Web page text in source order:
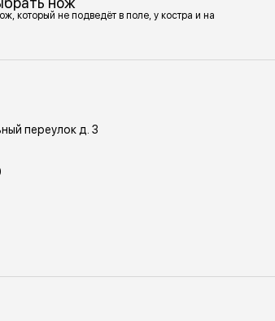
который не подведёт в поле, у костра и на
переулок д. 3